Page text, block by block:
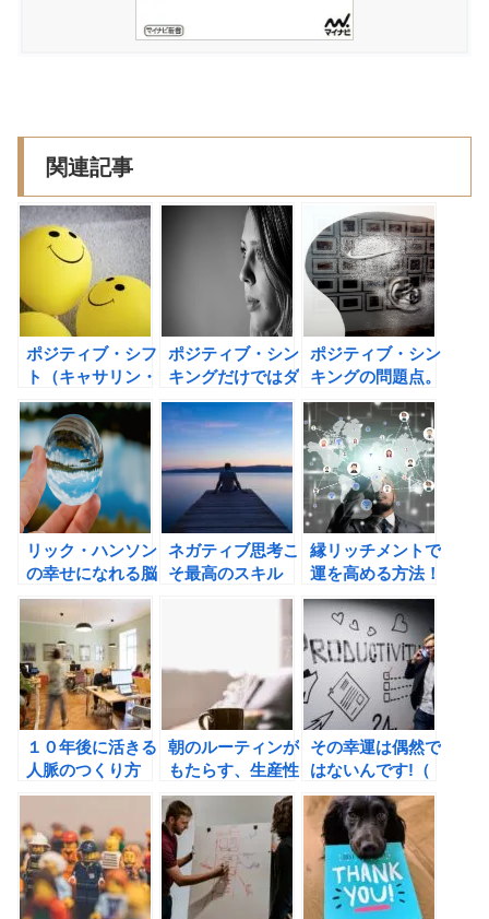
関連記事
ポジティブ・シフ
ト（キャサリン・
A・サンダーソ
ン）の書評
ポジティブ・シン
キングだけではダ
メなんです！
ポジティブ・シン
キングの問題点。
楽天的的に行動す
ることで、私たち
が得られる３つの
利益
リック・ハンソン
の幸せになれる脳
をつくる 「ポジ
ティブ」を取り込
む４ステップの習
慣
ネガティブ思考こ
そ最高のスキル
（オリバー・バー
縁リッチメントで
運を高める方法！
杉浦正和氏の幸運
学 不確実な世界
を賢明に進む
「今、ここ」の人
生の運び方の書評
１０年後に活きる
人脈のつくり方
（河上純二）の書
朝のルーティンが
もたらす、生産性
向上の効果と
は？ GREAT
LIFE (グレートラ
イフ) 一度しかな
い人生を最高の人
生にする方法の書
その幸運は偶然で
はないんです!（
J.D.クランボルツ
, A.S.レヴィン）
の書評